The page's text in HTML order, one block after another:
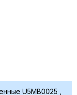
U5MB0025 ,